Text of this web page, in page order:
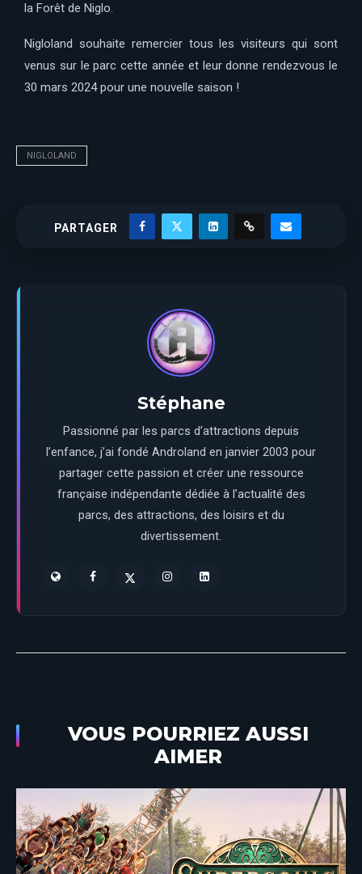
la Forêt de Niglo.
Nigloland souhaite remercier tous les visiteurs qui sont
venus sur le parc cette année et leur donne rendezvous le
30 mars 2024 pour une nouvelle saison !
NIGLOLAND
PARTAGER
Stéphane
Passionné par les parcs d’attractions depuis
l’enfance, j’ai fondé Androland en janvier 2003 pour
partager cette passion et créer une ressource
française indépendante dédiée à l’actualité des
parcs, des attractions, des loisirs et du
divertissement.
VOUS POURRIEZ AUSSI
AIMER